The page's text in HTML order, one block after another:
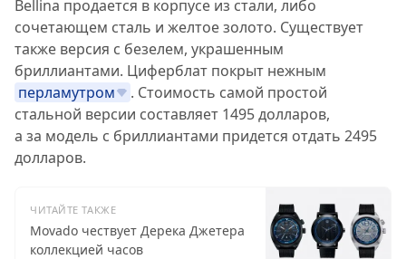
Bellina продается в корпусе из стали, либо
сочетающем сталь и желтое золото. Существует
также версия с безелем, украшенным
бриллиантами. Циферблат покрыт нежным
перламутром
. Стоимость самой простой
стальной версии составляет 1495 долларов,
а за модель с бриллиантами придется отдать 2495
долларов.
ЧИТАЙТЕ ТАКЖЕ
Movado чествует Дерека Джетера
коллекцией часов